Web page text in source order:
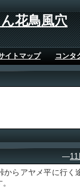
花鳥風穴
イトマップ コンタ
―
らアヤメ平に行く